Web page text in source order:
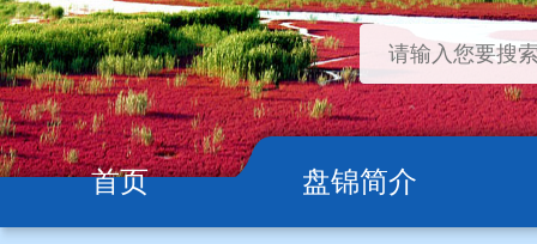
首页 盘锦简介